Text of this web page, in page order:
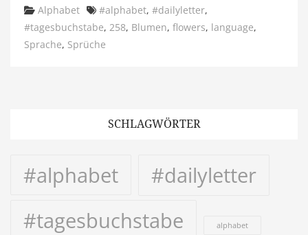
Categories
Alphabet Tags
#alphabet, #dailyletter,
#tagesbuchstabe, 258, Blumen, flowers, language,
Sprache, Sprüche
SCHLAGWÖRTER
#alphabet
#dailyletter
#tagesbuchstabe
alphabet